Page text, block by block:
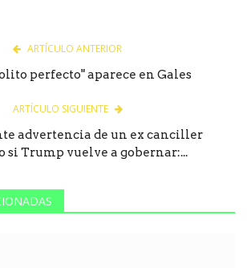
ARTÍCULO ANTERIOR
perfecto" aparece en Gales
ARTÍCULO SIGUIENTE
advertencia de un ex canciller
si Trump vuelve a gobernar:...